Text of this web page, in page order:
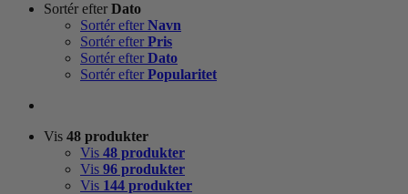
Sortér efter Dato
Sortér efter Navn
Sortér efter Pris
Sortér efter Dato
Sortér efter Popularitet
Vis 48 produkter
Vis 48 produkter
Vis 96 produkter
Vis 144 produkter